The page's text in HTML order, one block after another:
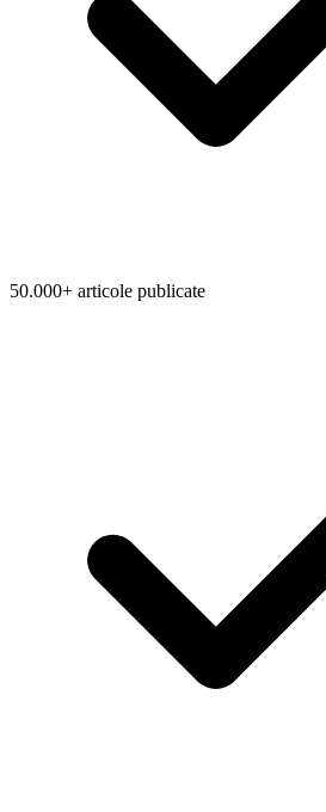
50.000+ articole publicate